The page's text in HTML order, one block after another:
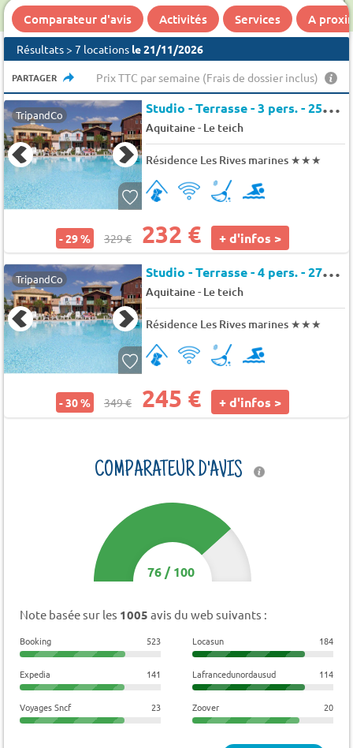
−
Comparateur d'avis Activités Services A
Résultats > 7 locations le 21/11/2026
PARTAGER Prix TTC par semaine (Frais de dossier inclus)
TripandCo S
tudio - Terrasse - 3 pers. - 25m2 - Animaux admis
Aquitaine- Le teich
Résidence Les Rives marines ★★★
- 29 % 329 € 232 € + d'infos >
TripandCo S
tudio - Terrasse - 4 pers. - 27m2 - Animaux admis
Aquitaine- Le teich
Résidence Les Rives marines ★★★
- 30 % 349 € 245 € + d'infos >
COMPARATEUR D'AVIS
76/100
Note basée sur les 1005 avis du web suivants :
Booking 523 Locasun 184
Expedia 141 Lafrancedunordausud 114
Voyages Sncf 23 Zoover 20